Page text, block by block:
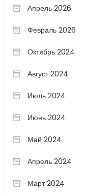
Апрель 2026
Февраль 2026
Октябрь 2024
Август 2024
Июль 2024
Июнь 2024
Май 2024
Апрель 2024
Март 2024